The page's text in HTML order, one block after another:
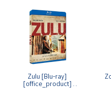
Zulu [Blu-ray]
[office_product]